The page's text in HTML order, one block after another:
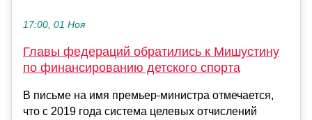
17:00, 01 Ноя
Главы федераций обратились к Мишустину
по финансированию детского спорта
В письме на имя премьер-министра отмечается,
что с 2019 года система целевых отчислений